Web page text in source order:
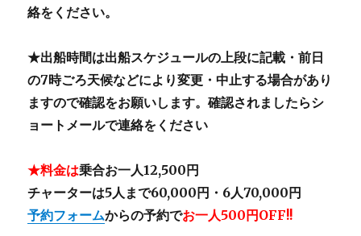
絡をください。
★出船時間は出船スケジュールの上段に記載・前日
の7時ごろ天候などにより変更・中止する場合があり
ますので確認をお願いします。確認されましたらシ
ョートメールで連絡をください
★料金は乗合お一人12,500円
チャーターは5人まで60,000円・6人70,000円
予約フォームからの予約でお一人500円OFF!!